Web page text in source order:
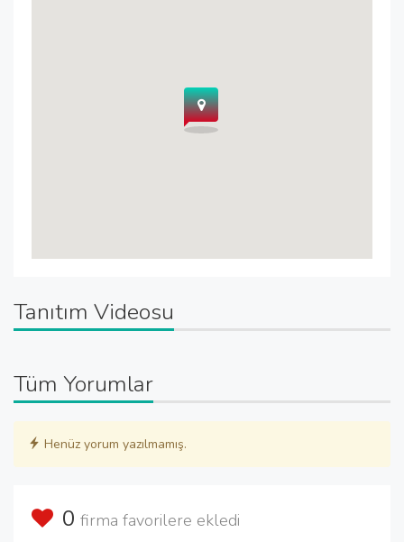
Tanıtım Videosu
Tüm Yorumlar
Henüz yorum yazılmamış.
0 firma favorilere ekledi